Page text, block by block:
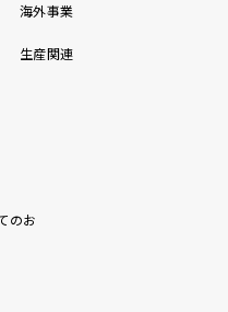
のお
海外事業
生産関連